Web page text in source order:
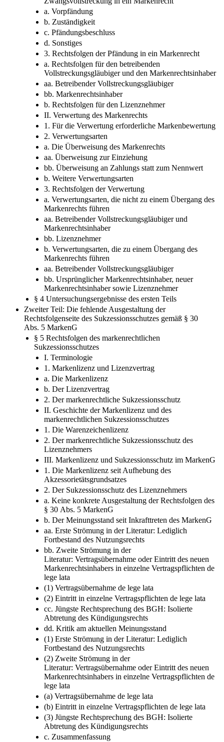
a. Vorpfändung
b. Zuständigkeit
c. Pfändungsbeschluss
d. Sonstiges
3. Rechtsfolgen der Pfändung in ein Markenrecht
a. Rechtsfolgen für den betreibenden
Vollstreckungsgläubiger und den Markenrechtsinhaber
aa. Betreibender Vollstreckungsgläubiger
bb. Markenrechtsinhaber
b. Rechtsfolgen für den Lizenznehmer
II. Verwertung des Markenrechts
1. Für die Verwertung erforderliche Markenbewertung
2. Verwertungsarten
a. Die Überweisung des Markenrechts
aa. Überweisung zur Einziehung
bb. Überweisung an Zahlungs statt zum Nennwert
b. Weitere Verwertungsarten
3. Rechtsfolgen der Verwertung
a. Verwertungsarten, die nicht zu einem Übergang des
Markenrechts führen
aa. Betreibender Vollstreckungsgläubiger und
Markenrechtsinhaber
bb. Lizenznehmer
b. Verwertungsarten, die zu einem Übergang des
Markenrechts führen
aa. Betreibender Vollstreckungsgläubiger
bb. Ursprünglicher Markenrechtsinhaber, neuer
Markenrechtsinhaber sowie Lizenznehmer
§ 4 Untersuchungsergebnisse des ersten Teils
Zweiter Teil: Die fehlende Ausgestaltung der
Rechtsfolgenseite des Sukzessionsschutzes gemäß § 30
Abs. 5 MarkenG
§ 5 Rechtsfolgen des markenrechtlichen
Sukzessionsschutzes
I. Terminologie
1. Markenlizenz und Lizenzvertrag
a. Die Markenlizenz
b. Der Lizenzvertrag
2. Der markenrechtliche Sukzessionsschutz
II. Geschichte der Markenlizenz und des
markenrechtlichen Sukzessionsschutzes
1. Die Warenzeichenlizenz
2. Der markenrechtliche Sukzessionsschutz des
Lizenznehmers
III. Markenlizenz und Sukzessionsschutz im MarkenG
1. Die Markenlizenz seit Aufhebung des
Akzessorietätsgrundsatzes
2. Der Sukzessionsschutz des Lizenznehmers
a. Keine konkrete Ausgestaltung der Rechtsfolgen des
§ 30 Abs. 5 MarkenG
b. Der Meinungsstand seit Inkrafttreten des MarkenG
aa. Erste Strömung in der Literatur: Lediglich
Fortbestand des Nutzungsrechts
bb. Zweite Strömung in der
Literatur: Vertragsübernahme oder Eintritt des neuen
Markenrechtsinhabers in einzelne Vertragspflichten de
lege lata
(1) Vertragsübernahme de lege lata
(2) Eintritt in einzelne Vertragspflichten de lege lata
cc. Jüngste Rechtsprechung des BGH: Isolierte
Abtretung des Kündigungsrechts
dd. Kritik am aktuellen Meinungsstand
(1) Erste Strömung in der Literatur: Lediglich
Fortbestand des Nutzungsrechts
(2) Zweite Strömung in der
Literatur: Vertragsübernahme oder Eintritt des neuen
Markenrechtsinhabers in einzelne Vertragspflichten de
lege lata
(a) Vertragsübernahme de lege lata
(b) Eintritt in einzelne Vertragspflichten de lege lata
(3) Jüngste Rechtsprechung des BGH: Isolierte
Abtretung des Kündigungsrechts
c. Zusammenfassung